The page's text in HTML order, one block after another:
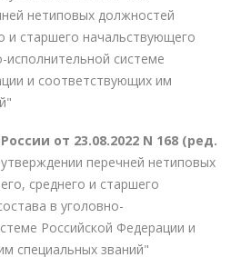
нетиповых должностей
и старшего начальствующего
исполнительной системе
и соответствующих им
от 23.08.2022 N 168 (ред.
перечней нетиповых
среднего и старшего
в уголовно-
Российской Федерации и
специальных званий"